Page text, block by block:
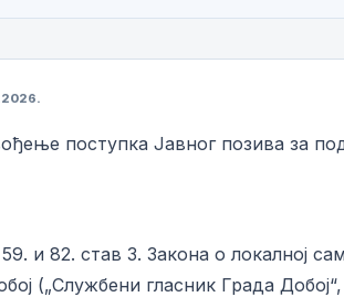
поступка Јавног позива за
и 82. став 3. Закона о локалној
(„Службени гласник Града